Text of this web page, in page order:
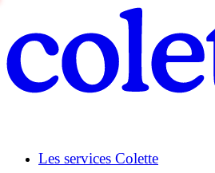
Les services Colette